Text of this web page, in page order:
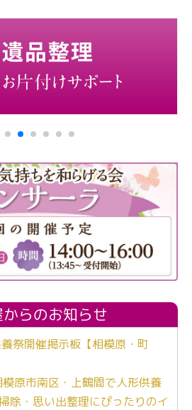
らのお知らせ
祭開催掲示板【相模原・町
模原市南区・上鶴間で人形供養
除・思い出整理にぴったりのイ